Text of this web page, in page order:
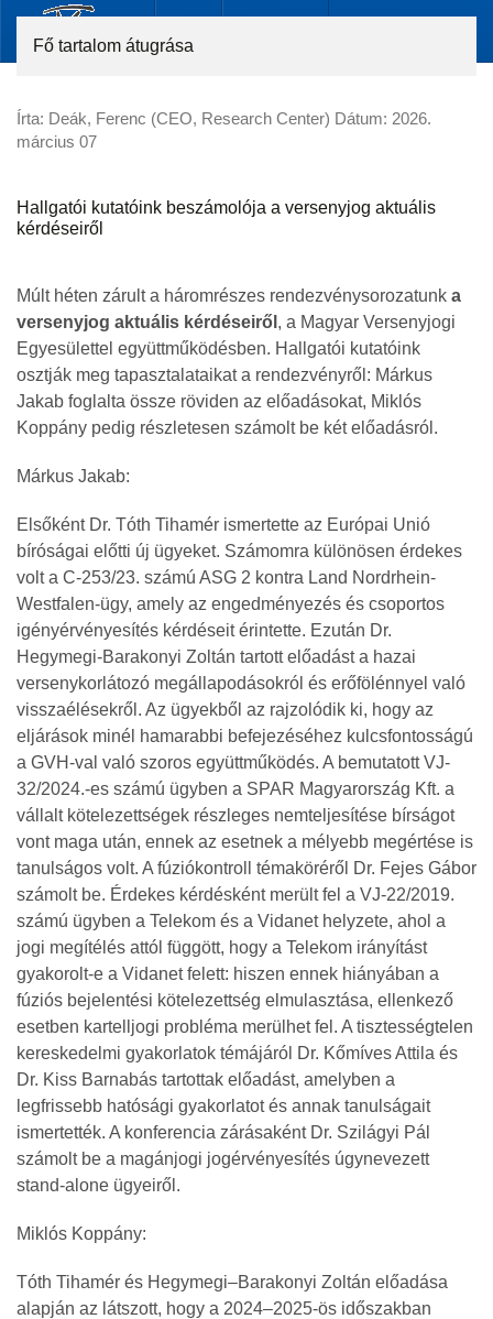
Fő tartalom átugrása
Írta: Deák, Ferenc (CEO, Research Center) Dátum: 2026.
március 07
Hallgatói kutatóink beszámolója a versenyjog aktuális
kérdéseiről
Múlt héten zárult a háromrészes rendezvénysorozatunk a
versenyjog aktuális kérdéseiről , a Magyar Versenyjogi
Egyesülettel együttműködésben. Hallgatói kutatóink
osztják meg tapasztalataikat a rendezvényről: Márkus
Jakab foglalta össze röviden az előadásokat, Miklós
Koppány pedig részletesen számolt be két előadásról.
Márkus Jakab:
Elsőként Dr. Tóth Tihamér ismertette az Európai Unió
bíróságai előtti új ügyeket. Számomra különösen érdekes
volt a C-253/23. számú ASG 2 kontra Land Nordrhein-
Westfalen-ügy, amely az engedményezés és csoportos
igényérvényesítés kérdéseit érintette. Ezután Dr.
Hegymegi-Barakonyi Zoltán tartott előadást a hazai
versenykorlátozó megállapodásokról és erőfölénnyel való
visszaélésekről. Az ügyekből az rajzolódik ki, hogy az
eljárások minél hamarabbi befejezéséhez kulcsfontosságú
a GVH-val való szoros együttműködés. A bemutatott VJ-
32/2024.-es számú ügyben a SPAR Magyarország Kft. a
vállalt kötelezettségek részleges nemteljesítése bírságot
vont maga után, ennek az esetnek a mélyebb megértése is
tanulságos volt. A fúziókontroll témaköréről Dr. Fejes Gábor
számolt be. Érdekes kérdésként merült fel a VJ-22/2019.
számú ügyben a Telekom és a Vidanet helyzete, ahol a
jogi megítélés attól függött, hogy a Telekom irányítást
gyakorolt-e a Vidanet felett: hiszen ennek hiányában a
fúziós bejelentési kötelezettség elmulasztása, ellenkező
esetben kartelljogi probléma merülhet fel. A tisztességtelen
kereskedelmi gyakorlatok témájáról Dr. Kőmíves Attila és
Dr. Kiss Barnabás tartottak előadást, amelyben a
legfrissebb hatósági gyakorlatot és annak tanulságait
ismertették. A konferencia zárásaként Dr. Szilágyi Pál
számolt be a magánjogi jogérvényesítés úgynevezett
stand-alone ügyeiről.
Miklós Koppány:
Tóth Tihamér és Hegymegi–Barakonyi Zoltán előadása
alapján az látszott, hogy a 2024–2025-ös időszakban